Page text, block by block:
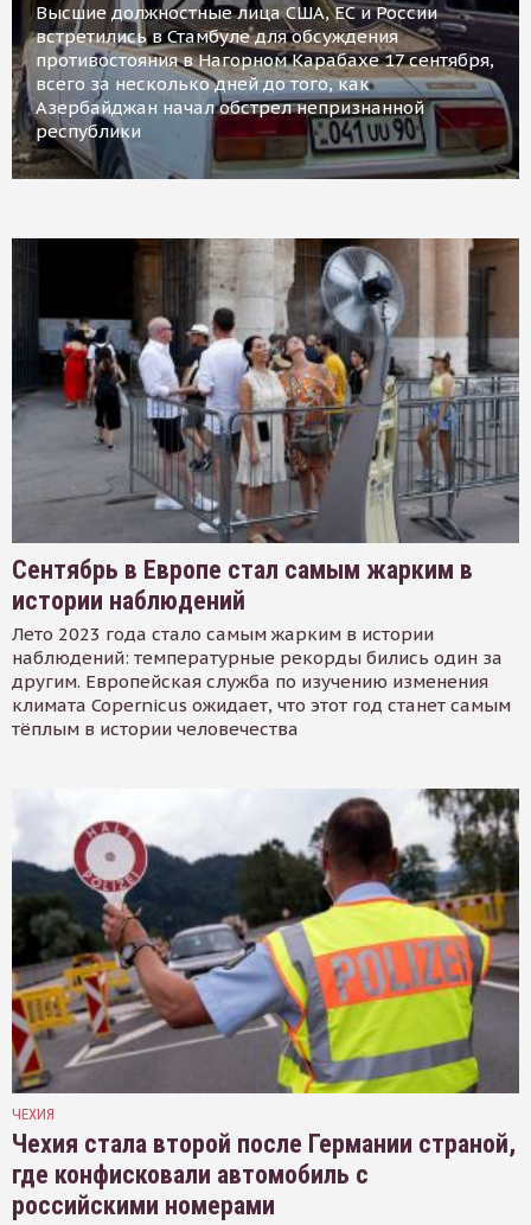
Высшие должностные лица США, ЕС и России
встретились в Стамбуле для обсуждения
противостояния в Нагорном Карабахе 17 сентября,
всего за несколько дней до того, как
Азербайджан начал обстрел непризнанной
республики
Сентябрь в Европе стал самым жарким в
истории наблюдений
Лето 2023 года стало самым жарким в истории
наблюдений: температурные рекорды бились один за
другим. Европейская служба по изучению изменения
климата Copernicus ожидает, что этот год станет самым
тёплым в истории человечества
ЧЕХИЯ
Чехия стала второй после Германии страной,
где конфисковали автомобиль с
российскими номерами